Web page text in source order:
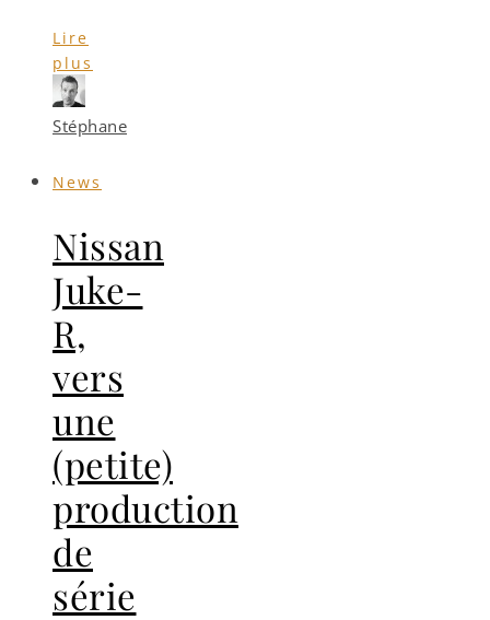
Lire
plus
Stéphane
News
Nissan
Juke-
R,
vers
une
(petite)
production
de
série